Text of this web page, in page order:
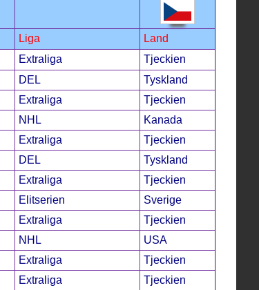
Liga
Land
Extraliga
Tjeckien
DEL
Tyskland
Extraliga
Tjeckien
NHL
Kanada
Extraliga
Tjeckien
DEL
Tyskland
Extraliga
Tjeckien
Elitserien
Sverige
Extraliga
Tjeckien
NHL
USA
Extraliga
Tjeckien
Extraliga
Tjeckien